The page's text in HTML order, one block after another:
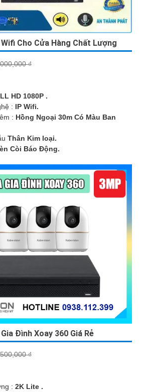
Cho Cửa Hàng Chất Lượng
₫
HD 1080P .
: IP Wifi.
: Hồng Ngoại 30m Có Màu Ban
Thân Kim loại.
Còi Báo Động.
Đình Xoay 360 Giá Rẻ
₫
: 2K Lite .